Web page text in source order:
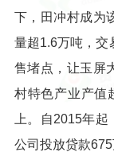
下，田冲村成为
量超1.6万吨，交
售堵点，让玉屏
村特色产业产值
上。自2015年
公司投放贷款